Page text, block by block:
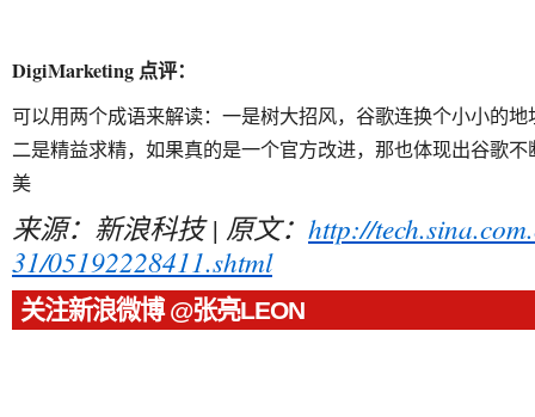
DigiMarketing 点评：
可以用两个成语来解读： 一是树大招风，谷歌连换个小小的
二是精益求精，如果真的是一个官方改进，那也体现出谷歌
美
来源：新浪科技 | 原文： http://
31/05192228411.shtml
关注新浪微博 @张亮LEON